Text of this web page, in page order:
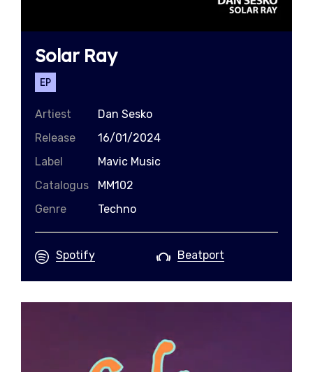
Solar Ray
EP
Artiest
Dan Sesko
Release
16/01/2024
Label
Mavic Music
Catalogus
MM102
Genre
Techno
Spotify Beatport